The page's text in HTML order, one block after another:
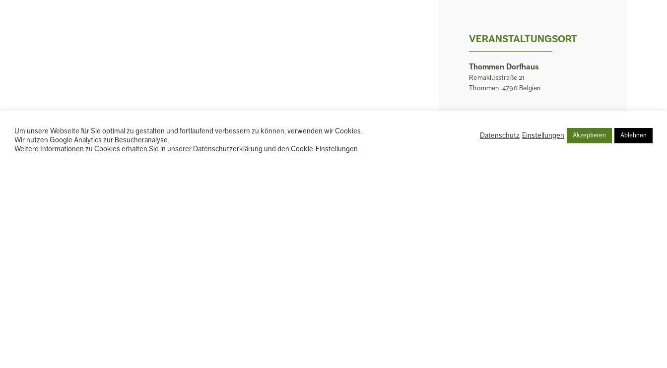
VERANSTALTUNGSORT
Thommen Dorfhaus
Remaklusstraße 21
Thommen, 4790 Belgien
Um unsere Webseite für Sie optimal zu gestalten und fortlaufend verbessern zu können, verwenden wir Cookies.
Wir nutzen Google Analytics zur Besucheranalyse.
Weitere Informationen zu Cookies erhalten Sie in unserer Datenschutzerklärung und den Cookie-Einstellungen.
Datenschutz Einstellungen Akzeptieren Ablehnen